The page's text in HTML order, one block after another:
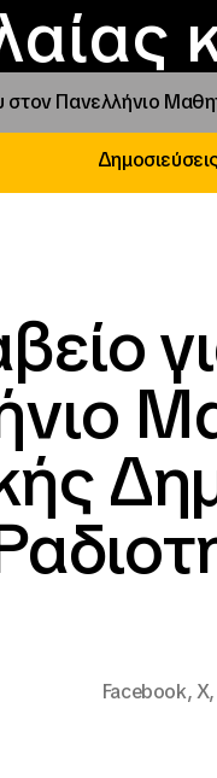
Το
Πανελλήνιο
Facebook,X,